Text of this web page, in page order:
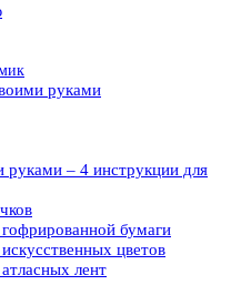
руками
руками – 4 инструкции для
бумаги
цветов
лент